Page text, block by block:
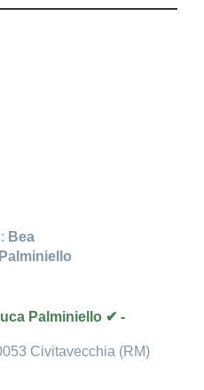
Bea
Palminiello ✔ -
Civitavecchia (RM)